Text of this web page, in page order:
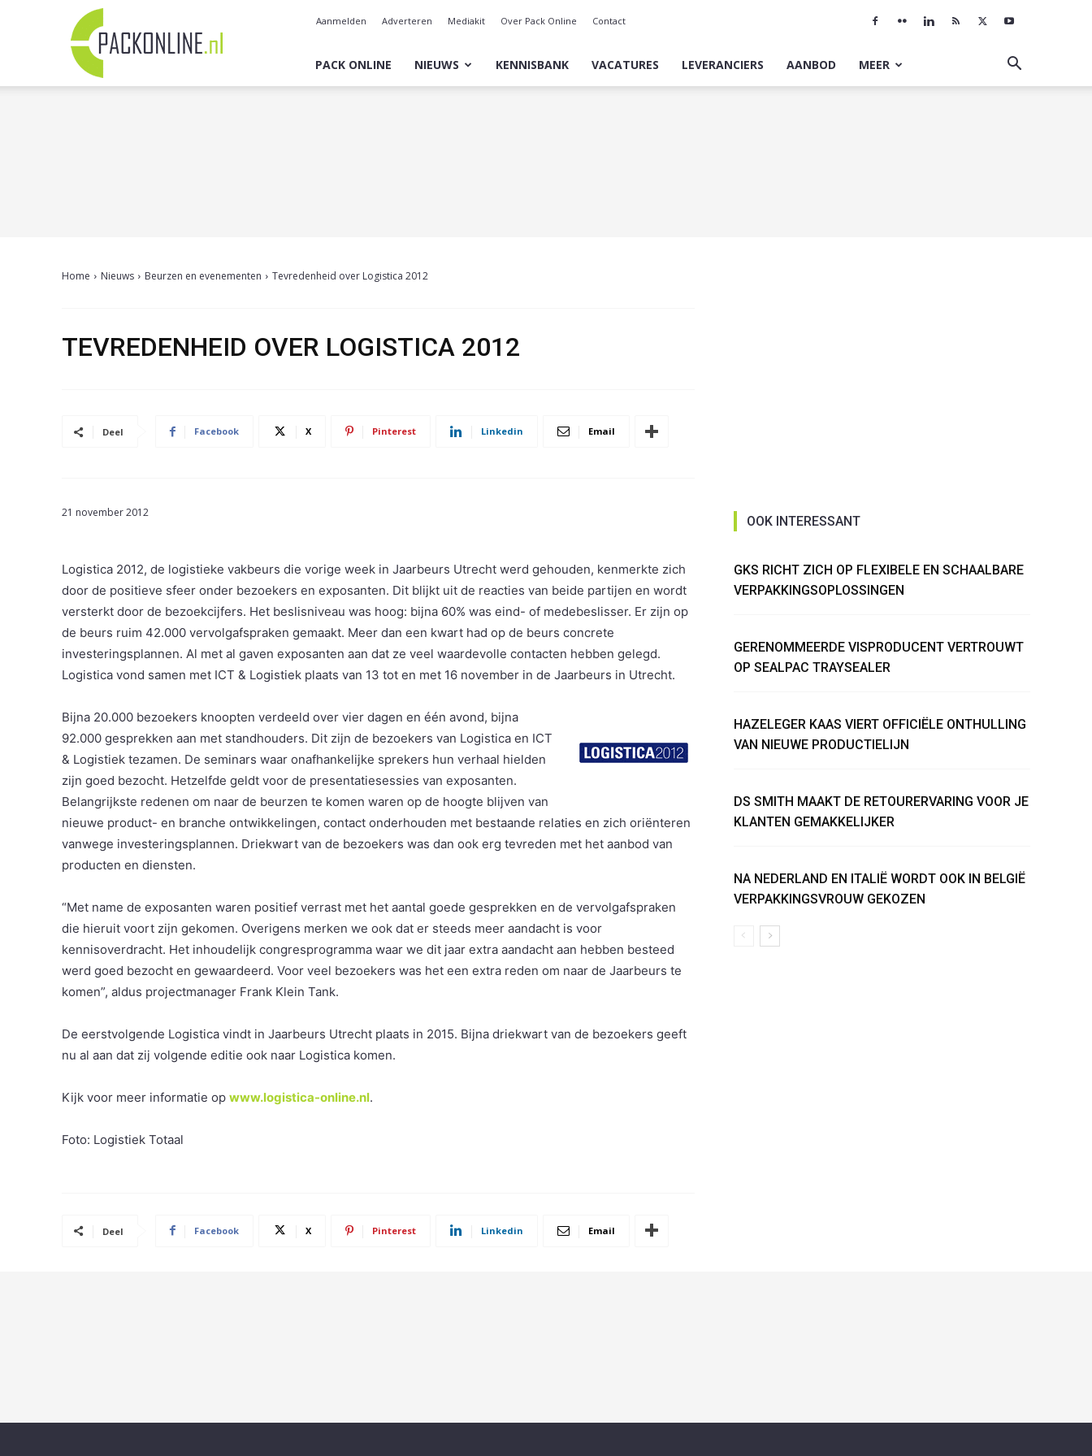
Pack
Online
Aanmelden Adverteren Mediakit Over Pack Online Contact
PACK ONLINE NIEUWS KENNISBANK VACATURES LEVERANCIERS AANBOD MEER
Home Nieuws Beurzen en evenementen Tevredenheid over Logistica 2012
TEVREDENHEID OVER LOGISTICA 2012
Deel Facebook X Pinterest Linkedin Email
21 november 2012
Logistica 2012, de logistieke vakbeurs die vorige week in Jaarbeurs Utrecht werd gehouden, kenmerkte zich
door de positieve sfeer onder bezoekers en exposanten. Dit blijkt uit de reacties van beide partijen en wordt
versterkt door de bezoekcijfers. Het beslisniveau was hoog: bijna 60% was eind- of medebeslisser. Er zijn op
de beurs ruim 42.000 vervolgafspraken gemaakt. Meer dan een kwart had op de beurs concrete
investeringsplannen. Al met al gaven exposanten aan dat ze veel waardevolle contacten hebben gelegd.
Logistica vond samen met ICT & Logistiek plaats van 13 tot en met 16 november in de Jaarbeurs in Utrecht.
Bijna 20.000 bezoekers knoopten verdeeld over vier dagen en één avond, bijna
92.000 gesprekken aan met standhouders. Dit zijn de bezoekers van Logistica en ICT
& Logistiek tezamen. De seminars waar onafhankelijke sprekers hun verhaal hielden
zijn goed bezocht. Hetzelfde geldt voor de presentatiesessies van exposanten.
Belangrijkste redenen om naar de beurzen te komen waren op de hoogte blijven van
nieuwe product- en branche ontwikkelingen, contact onderhouden met bestaande relaties en zich oriënteren
vanwege investeringsplannen. Driekwart van de bezoekers was dan ook erg tevreden met het aanbod van
producten en diensten.
“Met name de exposanten waren positief verrast met het aantal goede gesprekken en de vervolgafspraken
die hieruit voort zijn gekomen. Overigens merken we ook dat er steeds meer aandacht is voor
kennisoverdracht. Het inhoudelijk congresprogramma waar we dit jaar extra aandacht aan hebben besteed
werd goed bezocht en gewaardeerd. Voor veel bezoekers was het een extra reden om naar de Jaarbeurs te
komen”, aldus projectmanager Frank Klein Tank.
De eerstvolgende Logistica vindt in Jaarbeurs Utrecht plaats in 2015. Bijna driekwart van de bezoekers geeft
nu al aan dat zij volgende editie ook naar Logistica komen.
Kijk voor meer informatie op www.logistica-online.nl.
Foto: Logistiek Totaal
Deel Facebook X Pinterest Linkedin Email
OOK INTERESSANT
GKS RICHT ZICH OP FLEXIBELE EN SCHAALBARE
VERPAKKINGSOPLOSSINGEN
GERENOMMEERDE VISPRODUCENT VERTROUWT
OP SEALPAC TRAYSEALER
HAZELEGER KAAS VIERT OFFICIËLE ONTHULLING
VAN NIEUWE PRODUCTIELIJN
DS SMITH MAAKT DE RETOURERVARING VOOR JE
KLANTEN GEMAKKELIJKER
NA NEDERLAND EN ITALIË WORDT OOK IN BELGIË
VERPAKKINGSVROUW GEKOZEN